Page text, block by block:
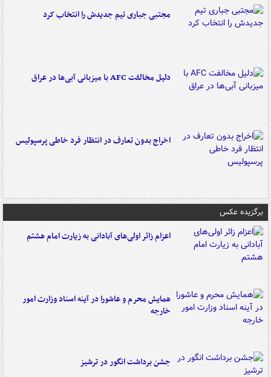
مجتبی جباری تیم جدیدش را انتخاب کرد
دلیل مخالفت AFC با میزبانی آبی‌ها در عراق
اخراج بدون تعارف در انتظار فرد خاطی پرسپولیس
برگزیده عکس
اعزام زائر اولی‌های آبادانی به زیارت امام هشتم
همایش محرم و عاشورا در آینه اسناد وزارت امور
خارجه
جشن برداشت انگور در ترشیز